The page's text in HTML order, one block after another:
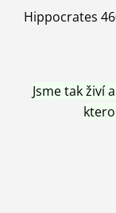
Hippocrates
Jsme tak živí